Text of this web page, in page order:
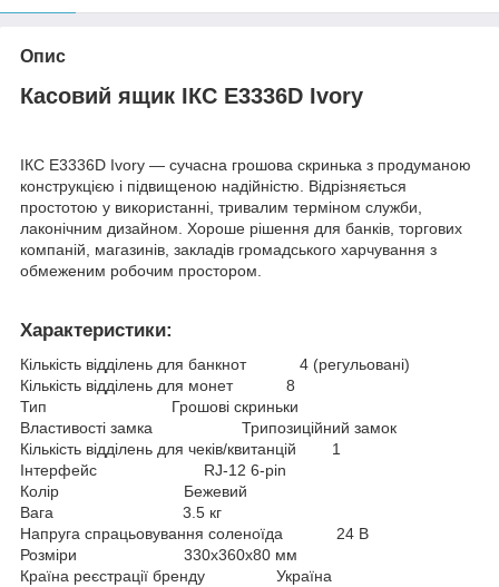
Опис
Касовий ящик ІКС E3336D Ivory
ІКС E3336D Ivory — сучасна грошова скринька з продуманою
конструкцією і підвищеною надійністю. Відрізняється
простотою у використанні, тривалим терміном служби,
лаконічним дизайном. Хороше рішення для банків, торгових
компаній, магазинів, закладів громадського харчування з
обмеженим робочим простором.
Характеристики:
Кількість відділень для банкнот 4 (регульовані)
Кількість відділень для монет 8
Тип Грошові скриньки
Властивості замка Трипозиційний замок
Кількість відділень для чеків/квитанцій 1
Інтерфейс RJ-12 6-pin
Колір Бежевий
Вага 3.5 кг
Напруга спрацьовування соленоїда 24 В
Розміри 330х360х80 мм
Країна реєстрації бренду Україна